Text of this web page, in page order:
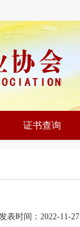
证书查询
表时间： 2022-11-27